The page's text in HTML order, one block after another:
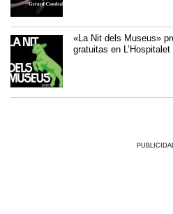
«La Nit dels Museus»
gratuitas en L’Hospitalet